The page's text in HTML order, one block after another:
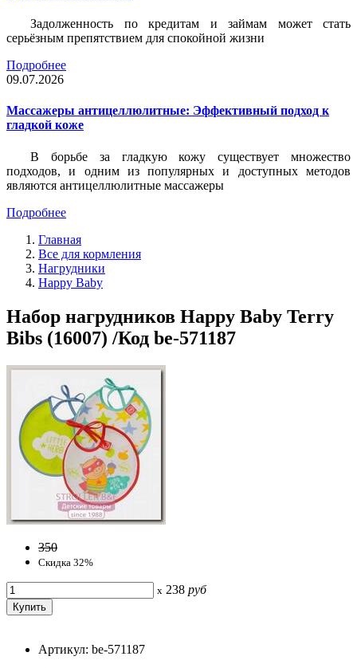
Задолженность по кредитам и займам может стать
серьёзным препятствием для спокойной жизни
Подробнее
09.07.2026
Массажеры антицеллюлитные: Эффективный подход к
гладкой коже
В борьбе за гладкую кожу существует множество
подходов, и одним из популярных и доступных методов
являются антицеллюлитные массажеры
Подробнее
Главная
Все для кормления
Нагрудники
Happy Baby
Набор нагрудников Happy Baby Terry
Bibs (16007) /Код be-571187
350
Скидка 32%
x 238 руб
Артикул: be-571187